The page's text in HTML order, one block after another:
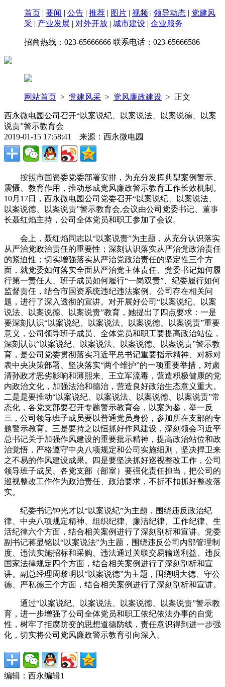
首页 | 要闻 | 公告 | 推荐 | 图片 | 视频 | 领导动态 | 党建风
采 | 产业发展 | 对外开放 | 城市建设 | 企业服务
招商热线：023-65666666 联系电话：023-65666586
网站首页 > 党建风采 > 党风廉政建设 > 正文
西永微电园公司召开“以案说纪、以案说法、以案说德、以案
说责”警示教育会
2019-01-15 17:58:41 来源：西永微电园
按照市国资委党委部署安排，为充分发挥典型案例警示、
震慑、教育作用，推动形成党风廉政警示教育工作长效机制。
10月17日，西永微电园公司党委召开“以案说纪、以案说法、
以案说德、以案说责”警示教育会,会议由公司党委书记、董事
长聂红焰主持，公司全体党员和职工参加了会议。
会上，聂红焰同志以“以案说责”为主题，从充分认识落实
从严治党政治责任的重要性；深刻认识落实从严治党政治责任
的紧迫性；切实增强落实从严治党政治责任的坚定性三个方
面，就党委如何落实全面从严治党主体责任、党委书记如何履
行第一责任人、班子成员如何履行“一岗双责”、纪委履行如何
监督责任，结合市国资系统违纪违法案例、公司存在相关问
题，进行了深入透彻的宣讲。对开展好公司“以案说纪、以案
说法、以案说德、以案说责”教育，她提出了四点要求：一是
要深刻认识“以案说纪、以案说法、以案说德、以案说责”重要
意义，公司领导班子成员、全体党员和职工要提高政治站位，
深刻认识“以案说纪、以案说法、以案说德、以案说责”警示教
育，是公司党委贯彻落实习近平总书记重要指示精神、对标对
表中央决策部署、坚决落实“两个维护”的一项重要举措，对肃
清孙政才恶劣影响和薄熙来、王立军流毒，营造积极健康的党
内政治文化，加强法治和德治，营造良好政治生态意义重大。
二是是要推动“以案说纪、以案说法、以案说德、以案说责”常
态化，各党支部要召开专题警示教育会，以案为鉴，举一反
三，公司领导班子成员要以普通党员身份，参加所在支部的专
题警示教育。三是要持之以恒抓好作风建设，深刻领会习近平
总书记关于加强作风建设的重要批示精神，提高政治站位和政
治觉悟，严格遵守中央八项规定和公司实施细则，坚决捍卫来
之不易的作风建设成果。四是要坚决抓好巡视整改工作，公司
领导班子成员、各党支部（部室）要强化责任担当，把公司的
巡视整改工作作为政治责任、政治要求，不折不扣抓好整改落
实。
纪委书记钟光才以“以案说纪”为主题，围绕违反政治纪
律、中央八项规定精神、组织纪律、廉洁纪律、工作纪律、生
活纪律六个方面，结合相关案例进行了深刻剖析和宣讲。党委
副书记蒋显铭以“以案说法”为主题，围绕违反公司内部管理制
度、违法实施招标和采购、违法通过关联交易输送利益、违反
国家法律规定四个方面，结合相关案例进行了深刻剖析和宣
讲。副总经理周黎明以“以案说德”为主题，围绕明大德、守公
德、严私德三个方面，结合相关案例进行了深刻剖析和宣讲。
通过“以案说纪、以案说法、以案说德、以案说责”警示教
育，进一步增强了公司全体党员和职工依纪依法办事的自觉
性，树牢了拒腐防变的思想道德防线，责任意识得到进一步强
化，切实将公司党风廉政警示教育引向深入。
编辑：西永编辑1